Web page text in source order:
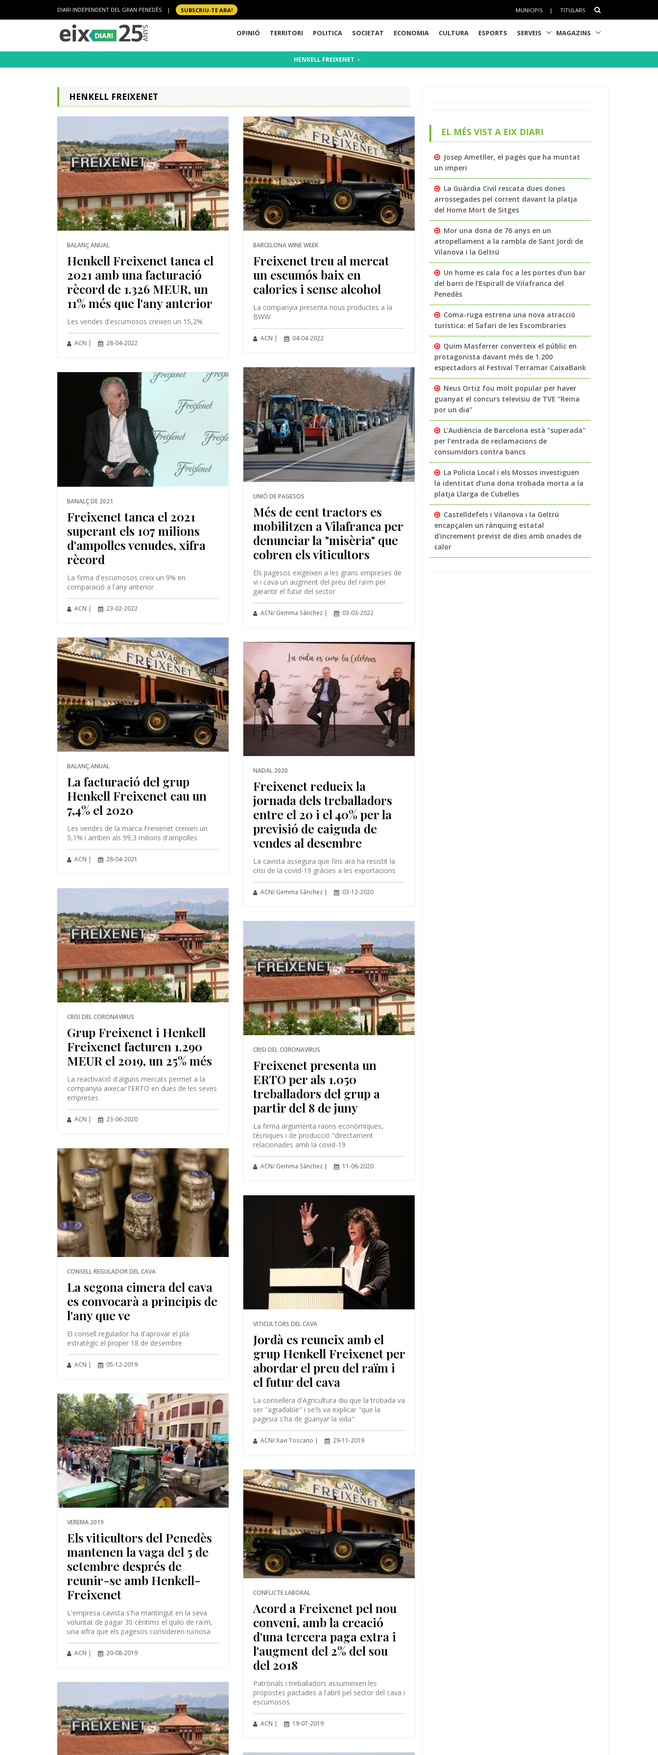
DIARI INDEPENDENT DEL GRAN PENEDÈS | SUBSCRIU-TE ARA! MUNICIPIS | TITULARS
OPINIÓ TERRITORI POLITICA SOCIETAT ECONOMIA CULTURA ESPORTS SERVEIS MAGAZINS
HENKELL FREIXENET
HENKELL FREIXENET
BALANÇ ANUAL
Henkell Freixenet tanca el
2021 amb una facturació
rècord de 1.326 MEUR, un
11% més que l'any anterior
Les vendes d'escumosos creixen un 15,2%
ACN | 28-04-2022
BARCELONA WINE WEEK
Freixenet treu al mercat
un escumós baix en
calories i sense alcohol
La companyia presenta nous productes a la
BWW
ACN | 04-04-2022
UNIÓ DE PAGESOS
Més de cent tractors es
mobilitzen a Vilafranca per
denunciar la "misèria" que
cobren els viticultors
Els pagesos exigeixen a les grans empreses de
vi i cava un augment del preu del raïm per
garantir el futur del sector
ACN/ Gemma Sánchez | 03-03-2022
BANALÇ DE 2021
Freixenet tanca el 2021
superant els 107 milions
d'ampolles venudes, xifra
rècord
La firma d'escumosos creix un 9% en
comparació a l'any anterior
ACN | 23-02-2022
BALANÇ ANUAL
La facturació del grup
Henkell Freixenet cau un
7,4% el 2020
Les vendes de la marca Freixenet creixen un
5,1% i arriben als 99,3 milions d'ampolles
ACN | 28-04-2021
NADAL 2020
Freixenet redueix la
jornada dels treballadors
entre el 20 i el 40% per la
previsió de caiguda de
vendes al desembre
La cavista assegura que fins ara ha resistit la
crisi de la covid-19 gràcies a les exportacions
ACN/ Gemma Sánchez | 03-12-2020
CRISI DEL CORONAVIRUS
Grup Freixenet i Henkell
Freixenet facturen 1.290
MEUR el 2019, un 25% més
La reactivació d'alguns mercats permet a la
companyia aixecar l'ERTO en dues de les seves
empreses
ACN | 23-06-2020
CRISI DEL CORONAVIRUS
Freixenet presenta un
ERTO per als 1.050
treballadors del grup a
partir del 8 de juny
La firma argumenta raons econòmiques,
tècniques i de producció "directament
relacionades amb la covid-19
ACN/ Gemma Sánchez | 11-06-2020
CONSELL REGULADOR DEL CAVA
La segona cimera del cava
es convocarà a principis de
l'any que ve
El consell regulador ha d'aprovar el pla
estratègic el proper 18 de desembre
ACN | 05-12-2019
VITICULTORS DEL CAVA
Jordà es reuneix amb el
grup Henkell Freixenet per
abordar el preu del raïm i
el futur del cava
La consellera d'Agricultura diu que la trobada va
ser "agradable" i se'ls va explicar "que la
pagesia s'ha de guanyar la vida"
ACN/ Xavi Toscano | 29-11-2019
VEREMA 2019
Els viticultors del Penedès
mantenen la vaga del 5 de
setembre després de
reunir-se amb Henkell-
Freixenet
L'empresa cavista s'ha mantingut en la seva
voluntat de pagar 30 cèntims el quilo de raïm,
una xifra que els pagesos consideren ruïnosa
ACN | 20-08-2019
CONFLICTE LABORAL
Acord a Freixenet pel nou
conveni, amb la creació
d'una tercera paga extra i
l'augment del 2% del sou
del 2018
Patronals i treballadors assumeixen les
propostes pactades a l'abril pel sector del cava i
escumosos
ACN | 19-07-2019
EL MÉS VIST A EIX DIARI
Josep Ametller, el pagès que ha muntat
un imperi
La Guàrdia Civil rescata dues dones
arrossegades pel corrent davant la platja
del Home Mort de Sitges
Mor una dona de 76 anys en un
atropellament a la rambla de Sant Jordi de
Vilanova i la Geltrú
Un home es cala foc a les portes d’un bar
del barri de l’Espirall de Vilafranca del
Penedès
Coma-ruga estrena una nova atracció
turística: el Safari de les Escombraries
Quim Masferrer converteix el públic en
protagonista davant més de 1.200
espectadors al Festival Terramar CaixaBank
Neus Ortiz fou molt popular per haver
guanyat el concurs televisiu de TVE “Reina
por un dia”
L'Audiència de Barcelona està "superada"
per l'entrada de reclamacions de
consumidors contra bancs
La Policia Local i els Mossos investiguen
la identitat d’una dona trobada morta a la
platja Llarga de Cubelles
Castelldefels i Vilanova i la Geltrú
encapçalen un rànquing estatal
d'increment previst de dies amb onades de
calor